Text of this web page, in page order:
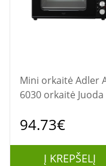
Mini orkaitė Adler AD
6030 orkaitė Juoda
94.73€
Į KREPŠELĮ